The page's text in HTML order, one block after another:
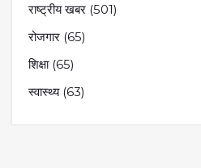
राष्ट्रीय खबर (501)
रोजगार (65)
शिक्षा(65)
स्वास्थ्य(63)